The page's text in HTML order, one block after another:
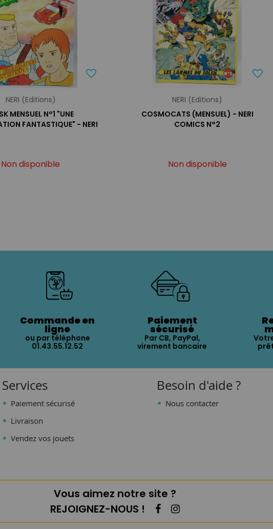
NERI (Editions)
MENSUEL N°1 "UNE
FANTASTIQUE" - NERI
Non disponible
NERI (Editions)
COSMOCATS (MENSUEL) - NERI
COMICS N°2
Non disponible
Commande en
ligne
ou par téléphone
01.43.55.12.52
Paiement
sécurisé
Par CB, PayPal,
virement bancaire
Services
Paiement sécurisé
Livraison
Vendez vos jouets
Besoin d'aide ?
Nous contacter
Vous aimez notre site ?
REJOIGNEZ-NOUS !